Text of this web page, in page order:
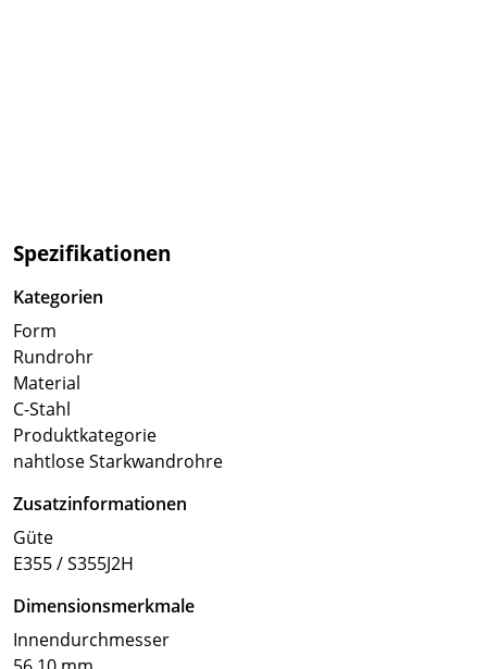
Spezifikationen
Kategorien
Form
Rundrohr
Material
C-Stahl
Produktkategorie
nahtlose Starkwandrohre
Zusatzinformationen
Güte
E355 / S355J2H
Dimensionsmerkmale
Innendurchmesser